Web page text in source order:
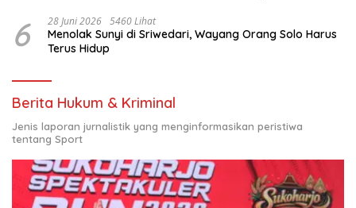
6 28 Juni 2026 5460 Lihat
Menolak Sunyi di Sriwedari, Wayang Orang Solo Harus
Terus Hidup
Berita Hukum & Kriminal
Jenis laporan jurnalistik yang menginformasikan peristiwa
tentang Sport